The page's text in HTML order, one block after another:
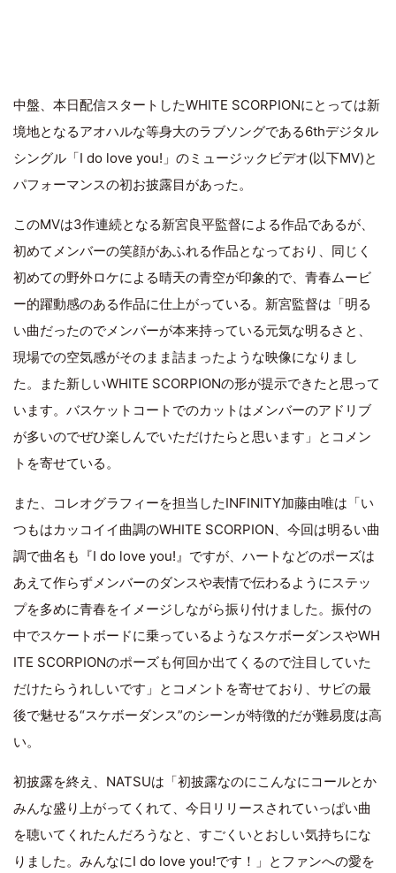
中盤、本日配信スタートしたWHITE SCORPIONにとっては新
境地となるアオハルな等身大のラブソングである6thデジタル
シングル「I do love you!」のミュージックビデオ(以下MV)と
パフォーマンスの初お披露目があった。
このMVは3作連続となる新宮良平監督による作品であるが、
初めてメンバーの笑顔があふれる作品となっており、同じく
初めての野外ロケによる晴天の青空が印象的で、青春ムービ
ー的躍動感のある作品に仕上がっている。新宮監督は「明る
い曲だったのでメンバーが本来持っている元気な明るさと、
現場での空気感がそのまま詰まったような映像になりまし
た。また新しいWHITE SCORPIONの形が提示できたと思って
います。バスケットコートでのカットはメンバーのアドリブ
が多いのでぜひ楽しんでいただけたらと思います」とコメン
トを寄せている。
また、コレオグラフィーを担当したINFINITY加藤由唯は「い
つもはカッコイイ曲調のWHITE SCORPION、今回は明るい曲
調で曲名も『I do love you!』ですが、ハートなどのポーズは
あえて作らずメンバーのダンスや表情で伝わるようにステッ
プを多めに青春をイメージしながら振り付けました。振付の
中でスケートボードに乗っているようなスケボーダンスやWH
ITE SCORPIONのポーズも何回か出てくるので注目していた
だけたらうれしいです」とコメントを寄せており、サビの最
後で魅せる“スケボーダンス”のシーンが特徴的だが難易度は高
い。
初披露を終え、NATSUは「初披露なのにこんなにコールとか
みんな盛り上がってくれて、今日リリースされていっぱい曲
を聴いてくれたんだろうなと、すごくいとおしい気持ちにな
りました。みんなにI do love you!です！」とファンへの愛を